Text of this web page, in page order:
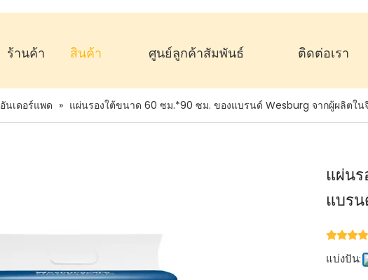
ร้านค้า สินค้า ศูนย์ลูกค้าสัมพันธ์ ติดต่อเรา
อันเดอร์แพด » แผ่นรองใต้ขนาด 60 ซม.*90 ซม. ของแบรนด์ Wesburg จากผู้ผลิตใน
แผ่น
แบร
แบ่งปัน: